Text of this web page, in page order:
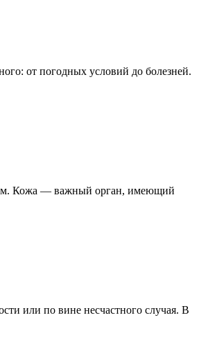
от погодных условий до болезней.
Кожа — важный орган, имеющий
или по вине несчастного случая. В